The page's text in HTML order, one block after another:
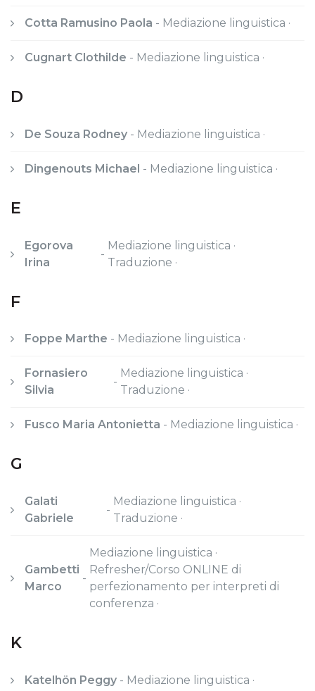
Cotta Ramusino Paola - Mediazione linguistica ·
Cugnart Clothilde - Mediazione linguistica ·
D
De Souza Rodney - Mediazione linguistica ·
Dingenouts Michael - Mediazione linguistica ·
E
Egorova
Irina
-
Mediazione linguistica ·
Traduzione ·
F
Foppe Marthe - Mediazione linguistica ·
Fornasiero
Silvia
-
Mediazione linguistica ·
Traduzione ·
Fusco Maria Antonietta - Mediazione linguistica ·
G
Galati
Gabriele
-
Mediazione linguistica ·
Traduzione ·
Gambetti
Marco
-
Mediazione linguistica ·
Refresher/Corso ONLINE di
perfezionamento per interpreti di
conferenza ·
K
Katelhön Peggy - Mediazione linguistica ·